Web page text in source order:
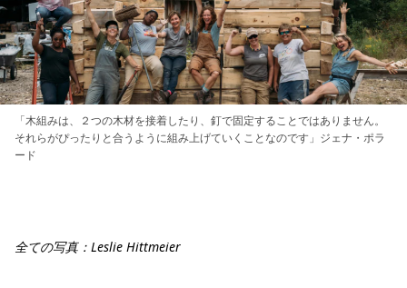
「木組みは、２つの木材を接着したり、釘で固定することではありません。
それらがぴったりと合うように組み上げていくことなのです」ジェナ・ポラ
ード
全ての写真：Leslie Hittmeier